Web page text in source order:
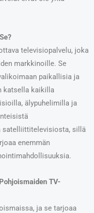
televisiopalvelu, joka
markkinoille. Se
paikallisia ja
katsella kaikilla
älypuhelimilla ja
satelliittitelevisiosta, sillä
enemmän
TV-
ja se tarjoaa